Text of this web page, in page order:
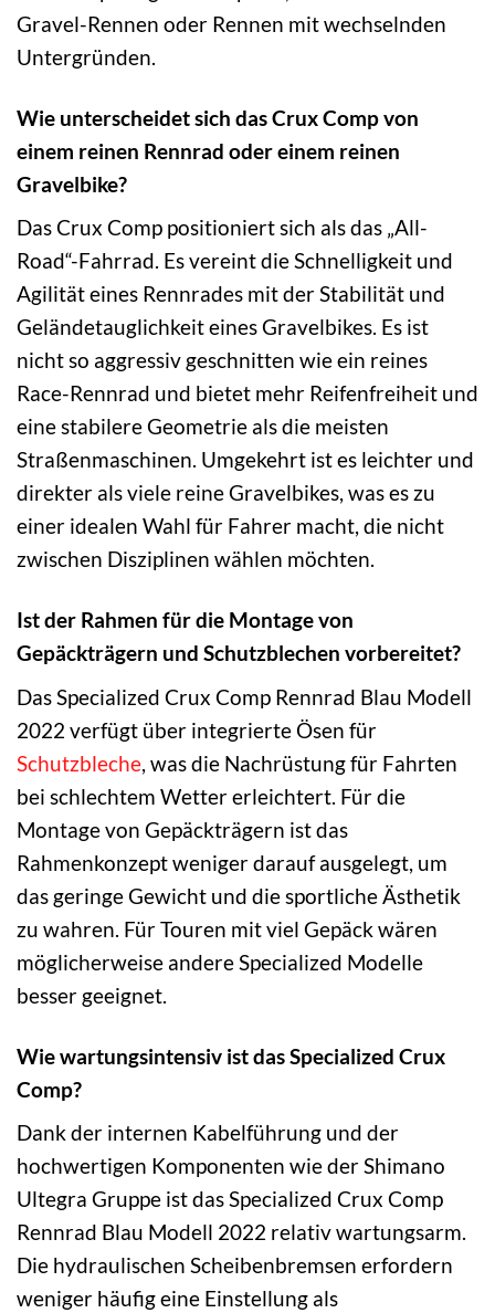
Gravel-Rennen oder Rennen mit wechselnden
Untergründen.
Wie unterscheidet sich das Crux Comp von
einem reinen Rennrad oder einem reinen
Gravelbike?
Das Crux Comp positioniert sich als das „All-
Road“-Fahrrad. Es vereint die Schnelligkeit und
Agilität eines Rennrades mit der Stabilität und
Geländetauglichkeit eines Gravelbikes. Es ist
nicht so aggressiv geschnitten wie ein reines
Race-Rennrad und bietet mehr Reifenfreiheit und
eine stabilere Geometrie als die meisten
Straßenmaschinen. Umgekehrt ist es leichter und
direkter als viele reine Gravelbikes, was es zu
einer idealen Wahl für Fahrer macht, die nicht
zwischen Disziplinen wählen möchten.
Ist der Rahmen für die Montage von
Gepäckträgern und Schutzblechen vorbereitet?
Das Specialized Crux Comp Rennrad Blau Modell
2022 verfügt über integrierte Ösen für
Schutzbleche, was die Nachrüstung für Fahrten
bei schlechtem Wetter erleichtert. Für die
Montage von Gepäckträgern ist das
Rahmenkonzept weniger darauf ausgelegt, um
das geringe Gewicht und die sportliche Ästhetik
zu wahren. Für Touren mit viel Gepäck wären
möglicherweise andere Specialized Modelle
besser geeignet.
Wie wartungsintensiv ist das Specialized Crux
Comp?
Dank der internen Kabelführung und der
hochwertigen Komponenten wie der Shimano
Ultegra Gruppe ist das Specialized Crux Comp
Rennrad Blau Modell 2022 relativ wartungsarm.
Die hydraulischen Scheibenbremsen erfordern
weniger häufig eine Einstellung als